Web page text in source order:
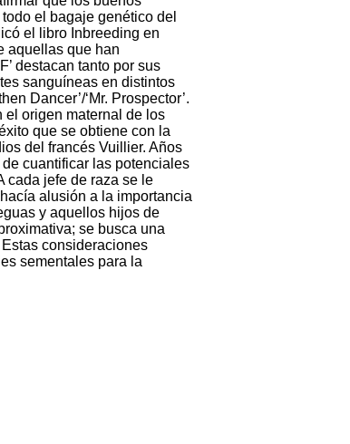
el bagaje genético del
el libro Inbreeding en
aquellas que han
destacan tanto por sus
sanguíneas en distintos
Dancer’/‘Mr. Prospector’.
el origen maternal de los
que se obtiene con la
del francés Vuillier. Años
cuantificar las potenciales
cada jefe de raza se le
alusión a la importancia
y aquellos hijos de
se busca una
consideraciones
sementales para la